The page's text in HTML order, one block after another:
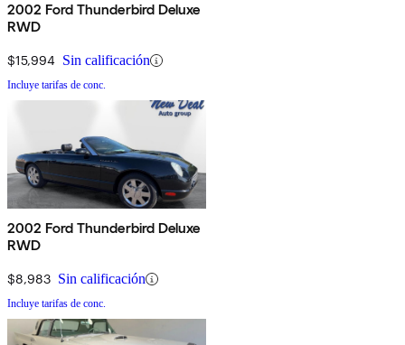
2002 Ford Thunderbird Deluxe
RWD
$15,994 Sin calificación
Incluye tarifas de conc.
2002 Ford Thunderbird Deluxe
RWD
$8,983 Sin calificación
Incluye tarifas de conc.